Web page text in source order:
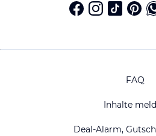
FAQ
Inhalte
Deal-Alarm,